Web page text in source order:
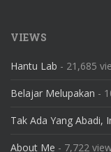
VIEWS
Hantu Lab - 21,685
Belajar Melupakan -
Tak Ada Yang Abadi,
About Me - 7,722